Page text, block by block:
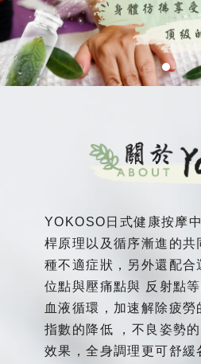
YOKOSO日式健康按摩
桿原理以及循序漸進的共
種不適症狀，另外還配合
位點與壓痛點與 反射點
血液循環，加速解除疲勞
指數的降低 ，不良姿勢
效果，全身調理更可舒緩